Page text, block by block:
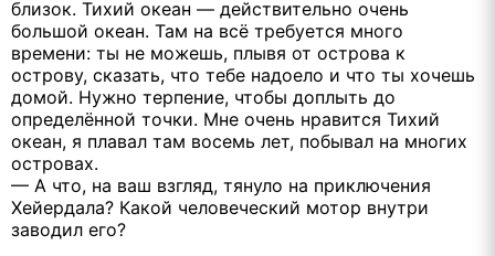
близок. Тихий океан — действительно очень
большой океан. Там на всё требуется много
времени: ты не можешь, плывя от острова к
острову, сказать, что тебе надоело и что ты хочешь
домой. Нужно терпение, чтобы доплыть до
определённой точки. Мне очень нравится Тихий
океан, я плавал там восемь лет, побывал на многих
островах.
— А что, на ваш взгляд, тянуло на приключения
Хейердала? Какой человеческий мотор внутри
заводил его?